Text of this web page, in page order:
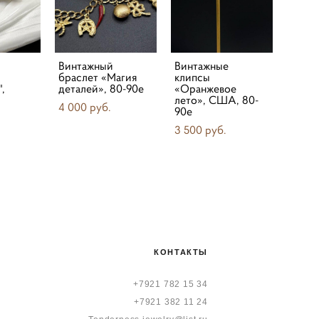
Винтажный
браслет «Магия
деталей», 80-90е
4 000 pуб.
Винтажные
клипсы
«Оранжевое
лето», США, 80-
90е
3 500 pуб.
КОНТАКТЫ
+7921 782 15 34
+7921 382 11 24